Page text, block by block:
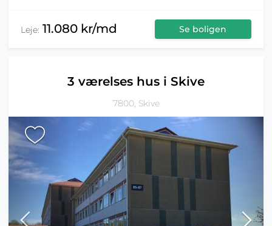
Leje: 11.080 kr/md Se boligen
3 værelses hus i Skive
7800, Skive